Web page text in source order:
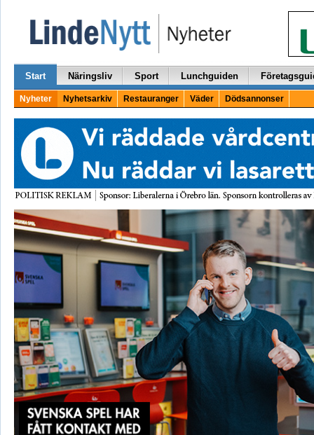
Start Näringsliv Sport Lunchguiden
Nyheter Nyhetsarkiv Restauranger Väder Dödsannonser